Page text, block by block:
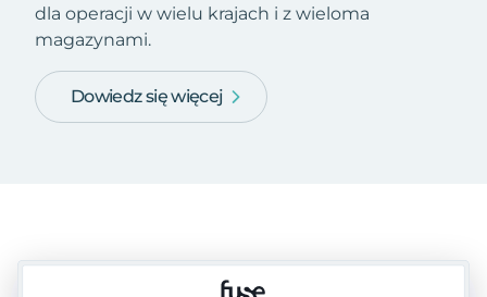
dla operacji w wielu krajach i z wieloma
magazynami.
Dowiedz się więcej